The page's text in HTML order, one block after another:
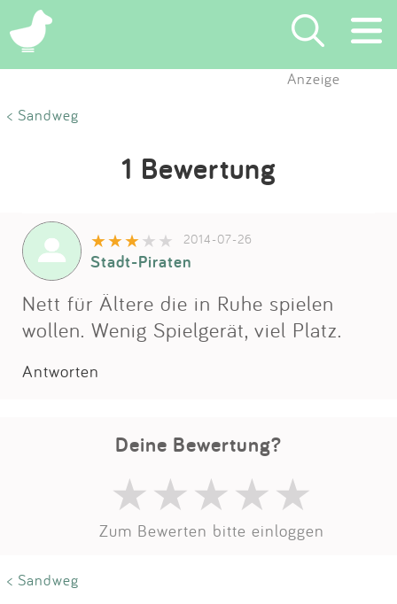
Eintragen
Blog
Partner
Kontakt
Anzeige
< Sandweg
1 Bewertung
2014-07-26
Stadt-Piraten
Nett für Ältere die in Ruhe spielen
wollen. Wenig Spielgerät, viel Platz.
Antworten
Deine Bewertung?
Zum Bewerten bitte einloggen
< Sandweg